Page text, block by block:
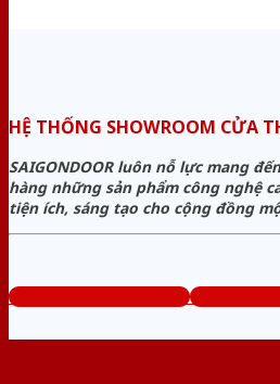
HỆ THỐNG SHOWROOM CỬA
SAIGONDOOR luôn nỗ lực mang
hàng những sản phẩm công nghệ
tiện ích, sáng tạo cho cộng đồng
www.baogiacuathep.com Tổng đài tư